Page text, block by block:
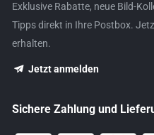
Exklusive Rabatte, neue Bild-
Tipps direkt in Ihre Postbox.
erhalten.
Jetzt anmelden
Sichere Zahlung und